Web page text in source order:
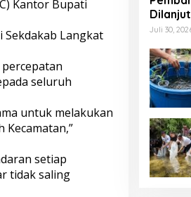
Kantor Bupati
Sekdakab Langkat
seluruh
untuk melakukan
Kecamatan,”
setiap
tidak saling
Juli 30,